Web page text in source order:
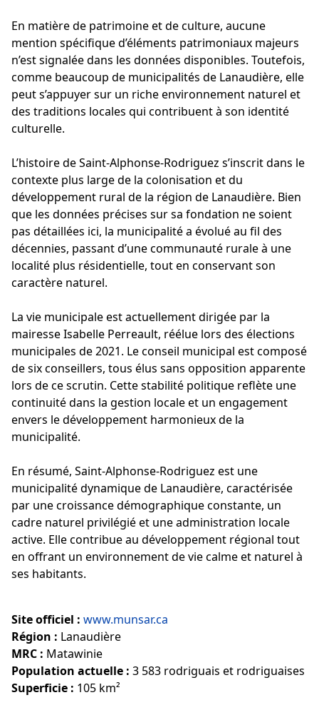
En matière de patrimoine et de culture, aucune
mention spécifique d’éléments patrimoniaux majeurs
n’est signalée dans les données disponibles. Toutefois,
comme beaucoup de municipalités de Lanaudière, elle
peut s’appuyer sur un riche environnement naturel et
des traditions locales qui contribuent à son identité
culturelle.
L’histoire de Saint-Alphonse-Rodriguez s’inscrit dans le
contexte plus large de la colonisation et du
développement rural de la région de Lanaudière. Bien
que les données précises sur sa fondation ne soient
pas détaillées ici, la municipalité a évolué au fil des
décennies, passant d’une communauté rurale à une
localité plus résidentielle, tout en conservant son
caractère naturel.
La vie municipale est actuellement dirigée par la
mairesse Isabelle Perreault, réélue lors des élections
municipales de 2021. Le conseil municipal est composé
de six conseillers, tous élus sans opposition apparente
lors de ce scrutin. Cette stabilité politique reflète une
continuité dans la gestion locale et un engagement
envers le développement harmonieux de la
municipalité.
En résumé, Saint-Alphonse-Rodriguez est une
municipalité dynamique de Lanaudière, caractérisée
par une croissance démographique constante, un
cadre naturel privilégié et une administration locale
active. Elle contribue au développement régional tout
en offrant un environnement de vie calme et naturel à
ses habitants.
Site officiel : www.munsar.ca
Région : Lanaudière
MRC : Matawinie
Population actuelle : 3 583 rodriguais et rodriguaises
Superficie : 105 km²